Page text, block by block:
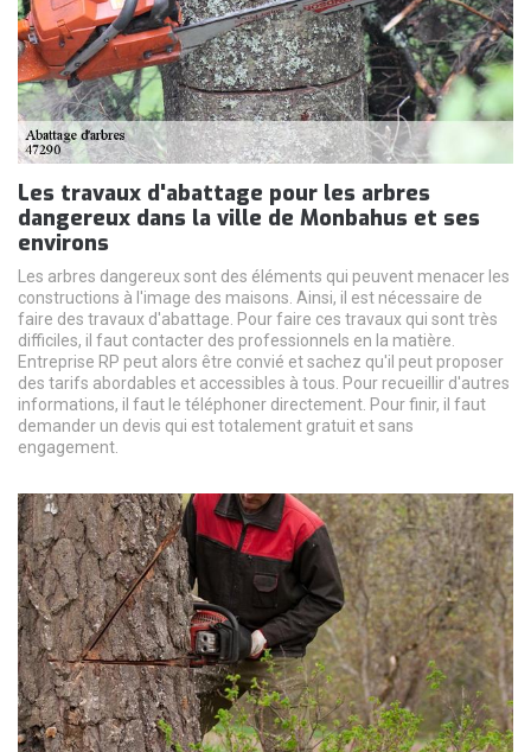
Les travaux d'abattage pour les arbres
dangereux dans la ville de Monbahus et ses
environs
Les arbres dangereux sont des éléments qui peuvent menacer les
constructions à l'image des maisons. Ainsi, il est nécessaire de
faire des travaux d'abattage. Pour faire ces travaux qui sont très
difficiles, il faut contacter des professionnels en la matière.
Entreprise RP peut alors être convié et sachez qu'il peut proposer
des tarifs abordables et accessibles à tous. Pour recueillir d'autres
informations, il faut le téléphoner directement. Pour finir, il faut
demander un devis qui est totalement gratuit et sans
engagement.